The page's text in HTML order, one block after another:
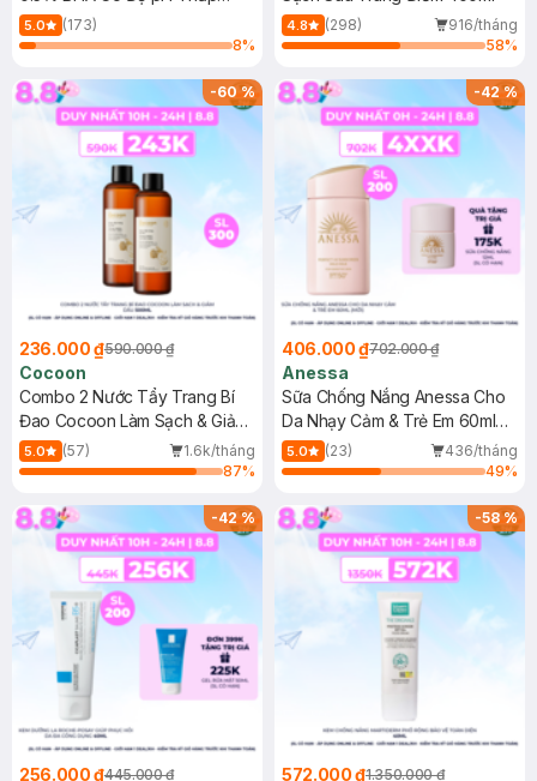
150ml
5.0
(173)
8%
4.8 (298)
916/tháng
58%
-60%
236.000 ₫590.000 ₫
Cocoon
Combo 2 Nước Tẩy Trang Bí
Đao Cocoon Làm Sạch & Giảm
Dầu 500ml
5.0 (57)
1.6k/tháng
87%
-42%
406.000 ₫702.000 ₫
Anessa
Sữa Chống Nắng Anessa Cho
Da Nhạy Cảm & Trẻ Em 60ml
(Mới)
5.0 (23)
436/tháng
49%
-42%
256.000 ₫445.000 ₫
-58%
572.000 ₫1.350.000 ₫